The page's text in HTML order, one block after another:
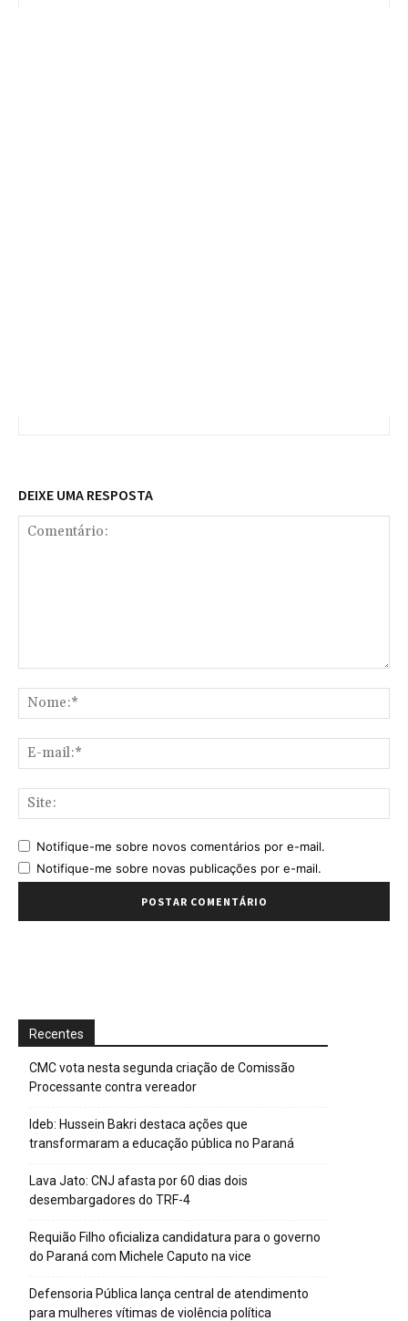
DEIXE UMA RESPOSTA
Notifique-me sobre novos comentários por e-mail.
Notifique-me sobre novas publicações por e-mail.
Recentes
CMC vota nesta segunda criação de Comissão
Processante contra vereador
Ideb: Hussein Bakri destaca ações que
transformaram a educação pública no Paraná
Lava Jato: CNJ afasta por 60 dias dois
desembargadores do TRF-4
Requião Filho oficializa candidatura para o governo
do Paraná com Michele Caputo na vice
Defensoria Pública lança central de atendimento
para mulheres vítimas de violência política